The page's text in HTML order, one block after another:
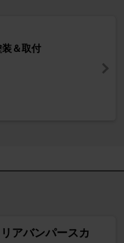
装＆取付
アバンパースカ